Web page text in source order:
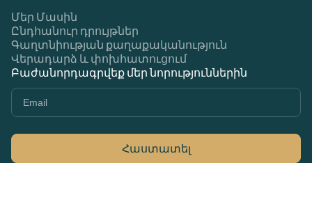
Մեր Մասին
Ընդհանուր դրույթներ
Գաղտնիության քաղաքականություն
Վերադարձ և փոխհատուցում
Բաժանորդագրվեք մեր նորություններին
Հաստատել